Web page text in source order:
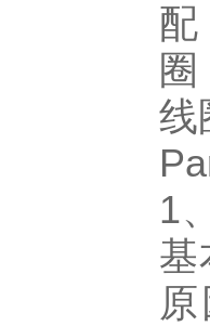
配
线
1
基